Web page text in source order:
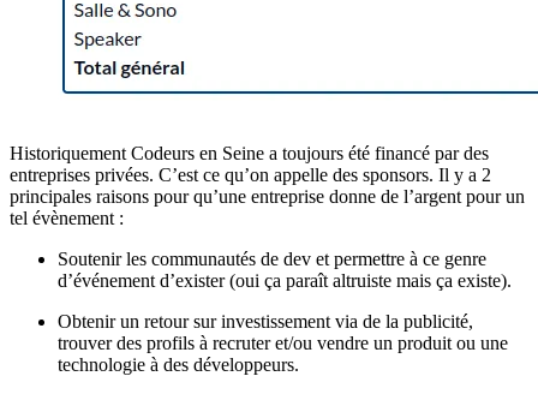
Historiquement Codeurs en Seine a toujours été financé par des
entreprises privées. C’est ce qu’on appelle des sponsors. Il y a 2
principales raisons pour qu’une entreprise donne de l’argent pour un
tel évènement :
Soutenir les communautés de dev et permettre à ce genre
d’événement d’exister (oui ça paraît altruiste mais ça existe).
Obtenir un retour sur investissement via de la publicité,
trouver des profils à recruter et/ou vendre un produit ou une
technologie à des développeurs.